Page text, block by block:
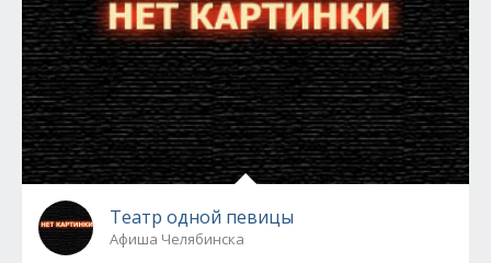
Театр одной певицы
Афиша Челябинска